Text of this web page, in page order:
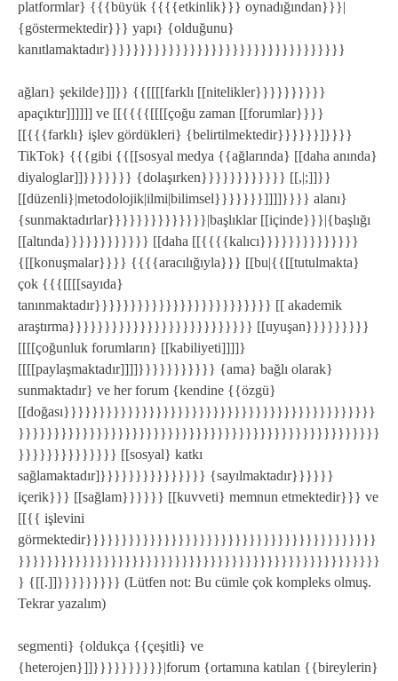
platformlar} {{{büyük {{{{etkinlik}}} oynadığından}}}|
{göstermektedir}}} yapı} {olduğunu}
kanıtlamaktadır}}}}}}}}}}}}}}}}}}}}}}}}}}}}}}}}}}
ağları} şekilde}]]}} {{[[[[farklı [[nitelikler}}}}}}}}}}
apaçıktır]]]]]] ve [[{{{{[[[[çoğu zaman [[forumlar}}}}
[[{{{farklı} işlev gördükleri} {belirtilmektedir}}}}}}]}}}}
TikTok} {{{gibi {{[[sosyal medya {{ağlarında} [[daha anında}
diyaloglar]]}}}}}}} {dolaşırken}}}}}}}}}}}} [[,|;]]}}
[[düzenli}|metodolojik|ilmi|bilimsel}}}}}}}]]]]}}}} alanı}
{sunmaktadırlar}}}}}}}}}}}}}}|başlıklar [[içinde}}}|{başlığı
[[altında}}}}}}}}}}}} [[daha [[{{{{kalıcı}}}}}}}}}}}}}}
{[[konuşmalar}}}} {{{{aracılığıyla}}} [[bu|{{[[tutulmakta}
çok {{{[[[[sayıda}
tanınmaktadır}}}}}}}}}}}}}}}}}}}}}}}}} [[ akademik
araştırma}}}}}}}}}}}}}}}}}}}}}}}}}} [[uyuşan}}}}}}}}}
[[[[çoğunluk forumların} [[kabiliyeti]]]]}
[[[[paylaşmaktadır]]]]}}}}}}}}}}} {ama} bağlı olarak}
sunmaktadır} ve her forum {kendine {{özgü}
[[doğası}}}}}}}}}}}}}}}}}}}}}}}}}}}}}}}}}}}}}}}}}}}}
}}}}}}}}}}}}}}}}}}}}}}}}}}}}}}}}}}}}}}}}}}}}}}}}}}}
}}}}}}}}}}}}}} [[sosyal} katkı
sağlamaktadır]}}}}}}}}}}}}}}} {sayılmaktadır}}}}}}
içerik}}} [[sağlam}}}}}} [[kuvveti} memnun etmektedir}}} ve
[[{{ işlevini
görmektedir}}}}}}}}}}}}}}}}}}}}}}}}}}}}}}}}}}}}}}}}}
}}}}}}}}}}}}}}}}}}}}}}}}}}}}}}}}}}}}}}}}}}}}}}}}}}}
} {[[.]]}}}}}}}}} (Lütfen not: Bu cümle çok kompleks olmuş.
Tekrar yazalım)
segmenti} {oldukça {{çeşitli} ve
{heterojen}]]}}}}}}}}}}|forum {ortamına katılan {{bireylerin}